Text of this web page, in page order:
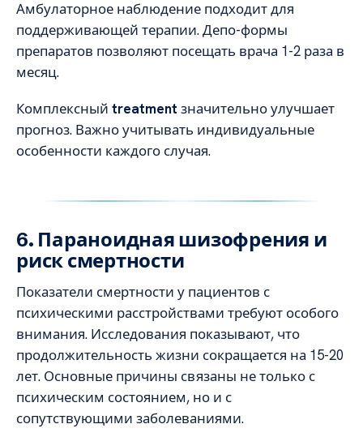
Амбулаторное наблюдение подходит для
поддерживающей терапии. Депо-формы
препаратов позволяют посещать врача 1-2 раза в
месяц.
Комплексный treatment значительно улучшает
прогноз. Важно учитывать индивидуальные
особенности каждого случая.
6. Параноидная шизофрения и
риск смертности
Показатели смертности у пациентов с
психическими расстройствами требуют особого
внимания. Исследования показывают, что
продолжительность жизни сокращается на 15-20
лет. Основные причины связаны не только с
психическим состоянием, но и с
сопутствующими заболеваниями.